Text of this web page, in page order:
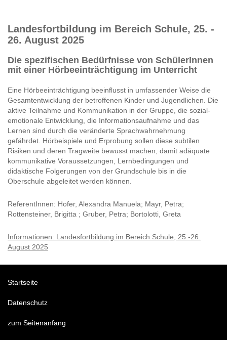
Landesfortbildung im Bereich Schule, 25. -
26. August 2025
Die spezifischen Bedürfnisse von SchülerInnen
mit einer Hörbeeinträchtigung im Unterricht
Eine Hörbeeinträchtigung beeinflusst in umfassender Weise die
Gesamtentwicklung der betroffenen Kinder und Jugendlichen. Die
aktive Teilnahme und Kommunikation in der Gruppe, die sozial-
emotionale Entwicklung, die Informationsaufnahme und das
Lernen sind durch die veränderte Sprachwahrnehmung
gefährdet. Hörbeispiele und Erprobung sollen diese subtilen
Risiken und deren Tragweite bewusst machen, damit adäquate
kommunikative Voraussetzungen, Lernbedingungen und
didaktische Folgerungen von der Grundschule bis in die
Oberschule abgeleitet werden können.
ReferentInnen: Hofer, Alexandra Manuela; Mayr, Petra;
Rottensteiner, Brigitta ; Gruber, Petra; Bortolotti, Greta
Informationen: Landesfortbildung im Bereich Schule, 25.-26.
August 2025
Startseite
Datenschutz
zum Seitenanfang